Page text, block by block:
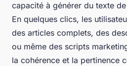
capacité à générer du texte
En quelques clics, les
des articles complets, des
ou même des scripts
la cohérence et la pertinence